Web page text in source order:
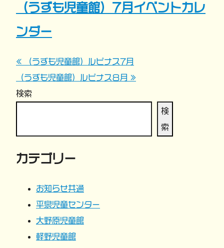
（うずも児童館）7月イベントカレ
ンダー
投
稿
ビ
ゲ
« （うずも児童館）ルピナス7月
（うずも児童館）ルピナス８月 »
検索
検
索
カテゴリー
お知らせ共通
平泉児童センター
大野原児童館
軽野児童館